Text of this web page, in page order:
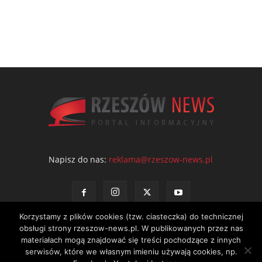
Napisz do nas: reklama@rzeszow-news.pl
Kontakt Polityka prywatności Regulamin portalu
Korzystamy z plików cookies (tzw. ciasteczka) do technicznej
obsługi strony rzeszow-news.pl. W publikowanych przez nas
materiałach mogą znajdować się treści pochodzące z innych
serwisów, które we własnym imieniu używają cookies, np.